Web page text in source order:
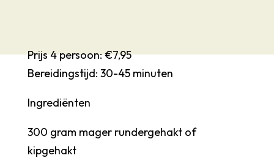
Prijs 4 persoon: €7,95
Bereidingstijd: 30-45 minuten
Ingrediënten
300 gram mager rundergehakt of
kipgehakt